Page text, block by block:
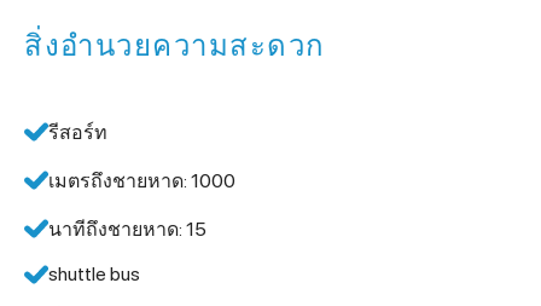
สิ่งอำนวยความสะดวก
รีสอร์ท
เมตรถึงชายหาด: 1000
นาทีถึงชายหาด: 15
shuttle bus